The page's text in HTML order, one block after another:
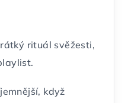
rituál svěžesti,
když